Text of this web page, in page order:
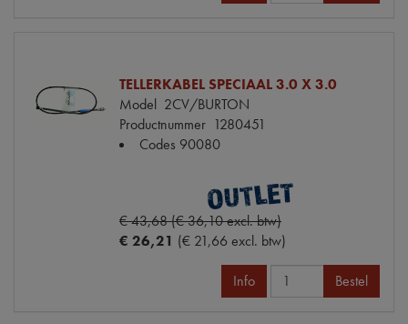
TELLERKABEL SPECIAAL 3.0 X 3.0
Model 2CV/BURTON
Productnummer 1280451
Codes 90080
€ 43,68 (€ 36,10 excl. btw)
€ 26,21 (€ 21,66 excl. btw)
Info Bestel